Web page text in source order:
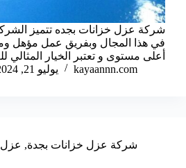
شركة عزل خزانات بجده تتميز
في هذا المجال وبفريق عمل مؤهل
أعلى مستوى و تعتبر الخيار المثالي
kayaannn.com
يوليو 21, 2024
شركة عزل خزانات بجدة, عزل